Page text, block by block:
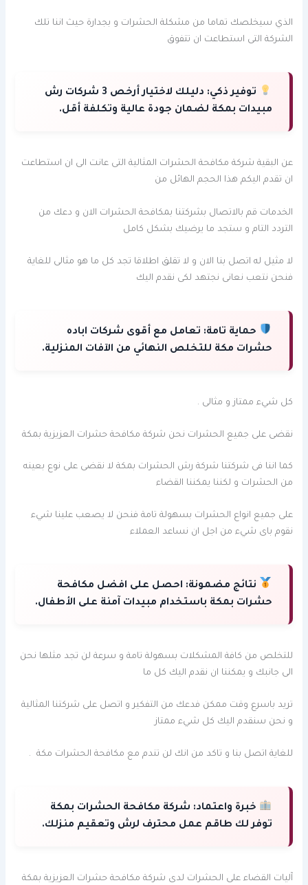
الذي سيخلصك تماما من مشكلة الحشرات و بجدارة حيث اننا تلك
الشركة التى استطاعت ان تتفوق
توفير ذكي:
دليلك لاختيار أرخص 3 شركات رش
مبيدات بمكة لضمان جودة عالية وتكلفة أقل.
عن البقية شركة مكافحة الحشرات المثالية التى عانت الى ان استطاعت
ان تقدم اليكم هذا الحجم الهائل من
الخدمات قم بالاتصال بشركتنا بمكافحة الحشرات الان و دعك من
التردد التام و ستجد ما يرضيك بشكل كامل
لا مثيل له اتصل بنا الان و لا تقلق اطلاقا تجد كل ما هو مثالى للغاية
فنحن نتعب نعانى نجتهد لكى نقدم اليك
حماية تامة: تعامل مع أقوى شركات اباده
حشرات مكة للتخلص النهائي من الآفات المنزلية.
كل شيء ممتاز و مثالى .
نقضى على جميع الحشرات نحن شركة مكافحة حشرات العزيزية بمكة
كما اننا فى شركتنا شركة رش الحشرات بمكة لا نقضى على نوع بعينه
من الحشرات و لكننا يمكننا القضاء
على جميع انواع الحشرات بسهولة تامة فنحن لا يصعب علينا شيء
نقوم باى شيء من اجل ان نساعد العملاء
نتائج مضمونة: احصل على افضل مكافحة
حشرات بمكة باستخدام مبيدات آمنة على الأطفال.
للتخلص من كافة المشكلات بسهولة تامة و سرعة لن تجد مثلها نحن
الى جانبك و يمكننا ان نقدم اليك كل ما
تريد باسرع وقت ممكن فدعك من التفكير و اتصل على شركتنا المثالية
و نحن سنقدم اليك كل شيء ممتاز
للغاية اتصل بنا و تاكد من انك لن تندم مع مكافحة الحشرات مكة .
خبرة واعتماد: شركة مكافحة الحشرات بمكة
توفر لك طاقم عمل محترف لرش وتعقيم منزلك.
آليات القضاء على الحشرات لدى شركة مكافحة حشرات العزيزية بمكة